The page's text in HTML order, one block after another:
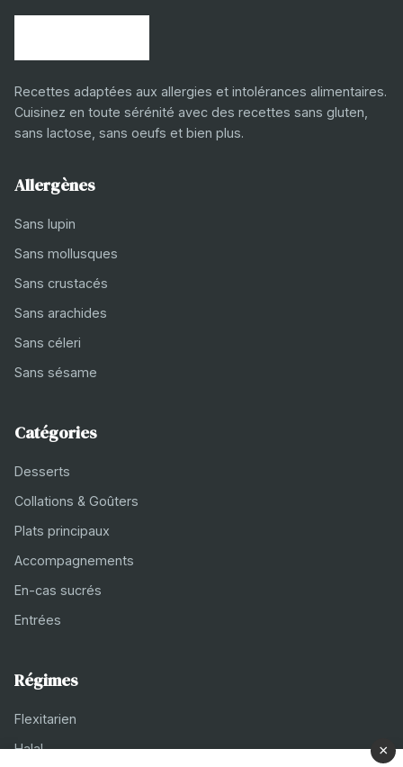
Recettes adaptées aux allergies et intolérances alimentaires.
Cuisinez en toute sérénité avec des recettes sans gluten,
sans lactose, sans oeufs et bien plus.
Allergènes
Sans lupin
Sans mollusques
Sans crustacés
Sans arachides
Sans céleri
Sans sésame
Catégories
Desserts
Collations & Goûters
Plats principaux
Accompagnements
En-cas sucrés
Entrées
Régimes
Flexitarien
Halal
×